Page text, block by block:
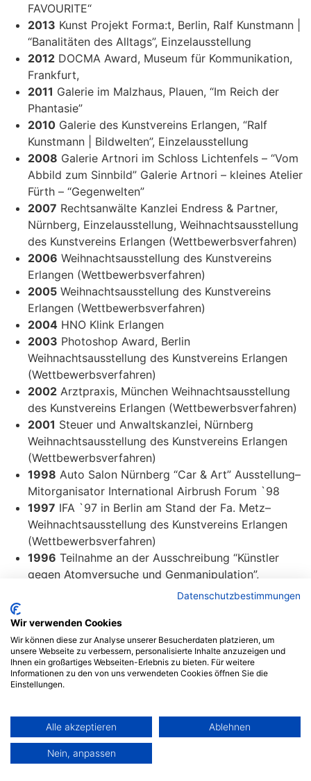
FAVOURITE“
2013 Kunst Projekt Forma:t, Berlin, Ralf Kunstmann |
“Banalitäten des Alltags”, Einzelausstellung
2012 DOCMA Award, Museum für Kommunikation,
Frankfurt,
2011 Galerie im Malzhaus, Plauen, “Im Reich der
Phantasie”
2010 Galerie des Kunstvereins Erlangen, “Ralf
Kunstmann | Bildwelten”, Einzelausstellung
2008 Galerie Artnori im Schloss Lichtenfels – “Vom
Abbild zum Sinnbild” Galerie Artnori – kleines Atelier
Fürth – “Gegenwelten”
2007 Rechtsanwälte Kanzlei Endress & Partner,
Nürnberg, Einzelausstellung, Weihnachtsausstellung
des Kunstvereins Erlangen (Wettbewerbsverfahren)
2006 Weihnachtsausstellung des Kunstvereins
Erlangen (Wettbewerbsverfahren)
2005 Weihnachtsausstellung des Kunstvereins
Erlangen (Wettbewerbsverfahren)
2004 HNO Klink Erlangen
2003 Photoshop Award, Berlin
Weihnachtsausstellung des Kunstvereins Erlangen
(Wettbewerbsverfahren)
2002 Arztpraxis, München Weihnachtsausstellung
des Kunstvereins Erlangen (Wettbewerbsverfahren)
2001 Steuer und Anwaltskanzlei, Nürnberg
Weihnachtsausstellung des Kunstvereins Erlangen
(Wettbewerbsverfahren)
1998 Auto Salon Nürnberg “Car & Art” Ausstellung–
Mitorganisator International Airbrush Forum `98
1997 IFA `97 in Berlin am Stand der Fa. Metz–
Weihnachtsausstellung des Kunstvereins Erlangen
(Wettbewerbsverfahren)
1996 Teilnahme an der Ausschreibung “Künstler
gegen Atomversuche und Genmanipulation”,
Weihnachtsausstellung des Kunstvereins Erlangen
Messen.
1995 bei SIS in Paris
1994City-Center Fürth
Realisiert von sw-multimedia | Nbg.
Social-Media
Datenschutzerklärung
Social-Media
Impressum
Datenschutzbestimmungen
Wir verwenden Cookies
Wir können diese zur Analyse unserer Besucherdaten platzieren, um
unsere Webseite zu verbessern, personalisierte Inhalte anzuzeigen und
Ihnen ein großartiges Webseiten-Erlebnis zu bieten. Für weitere
Informationen zu den von uns verwendeten Cookies öffnen Sie die
Einstellungen.
Alle akzeptieren Ablehnen
Nein, anpassen